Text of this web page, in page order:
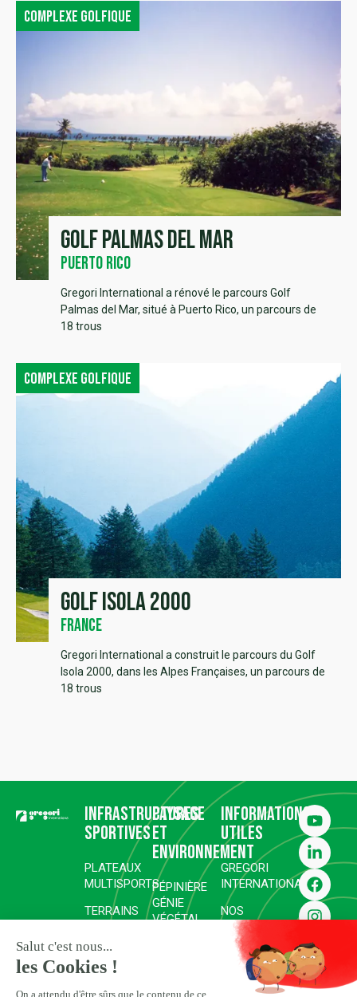
Complexe golfique
Golf Palmas del Mar
Puerto Rico
Gregori International a rénové le parcours Golf
Palmas del Mar, situé à Puerto Rico, un parcours de
18 trous
Complexe golfique
Golf Isola 2000
France
Gregori International a construit le parcours du Golf
Isola 2000, dans les Alpes Françaises, un parcours de
18 trous
Infrastructures
sportives
PLATEAUX
MULTISPORTS
TERRAINS
COMPLEXES
GOLFIQUES
Paysage
et
environnement
PÉPINIÈRE
GÉNIE
VÉGÉTAL
RÉHABILITATION ET
REVÉGÉTALISATION
ESPACES
Informations
utiles
GREGORI
INTERNATIONAL
NOS
RÉALISATIONS
SURFACES
SPORTIVES